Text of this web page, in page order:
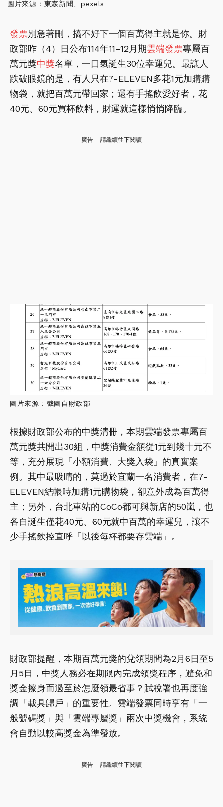
圖片來源：東森新聞、pexels
發票別急著刪，搞不好下一個百萬得主就是你。財
政部昨（4）日公布114年11–12月期雲端發票專屬百
萬元獎中獎名單，一口氣誕生30位幸運兒。最讓人
跌破眼鏡的是，有人只在7-ELEVEN多花1元加購購
物袋，就把百萬元帶回家；還有手搖飲愛好者，花
40元、60元買杯飲料，財運就這樣悄悄降臨。
廣告 - 請繼續往下閱讀
圖片來源：截圖自財政部
根據財政部公布的中獎清冊，本期雲端發票專屬百
萬元獎共開出30組，中獎消費金額從1元到幾十元不
等，充分展現「小額消費、大獎入袋」的真實案
例。其中最吸睛的，莫過於宜蘭一名消費者，在7-
ELEVEN結帳時加購1元購物袋，卻意外成為百萬得
主；另外，台北車站的CoCo都可與新店的50嵐，也
各自誕生僅花40元、60元就中百萬的幸運兒，讓不
少手搖飲控直呼「以後每杯都要存雲端」。
財政部提醒，本期百萬元獎的兌領期間為2月6日至5
月5日，中獎人務必在期限內完成領獎程序，避免和
獎金擦身而過至於怎麼領最省事？賦稅署也再度強
調「載具歸戶」的重要性。雲端發票同時享有「一
般號碼獎」與「雲端專屬獎」兩次中獎機會，系統
會自動以較高獎金為準發放。
廣告 - 請繼續往下閱讀